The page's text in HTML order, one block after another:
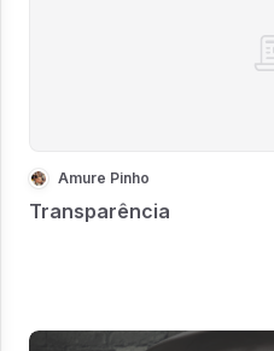
Amure Pinho
Transparência